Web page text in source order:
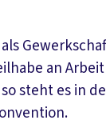
an
steht es in